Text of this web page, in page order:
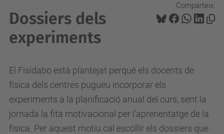
Comparteix:
Dossiers dels
experiments
El Fisidabo està plantejat perquè els docents de
física dels centres pugueu incorporar els
experiments a la planificació anual del curs, sent la
jornada la fita motivacional per l’aprenentatge de la
física. Per aquest motiu cal escollir els dossiers que